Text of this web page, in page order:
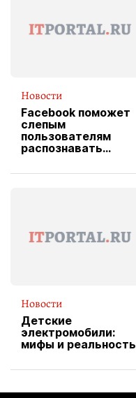
Новости
Facebook поможет
слепым
пользователям
распознавать
Новости
Детские
электромобили:
мифы и реальность